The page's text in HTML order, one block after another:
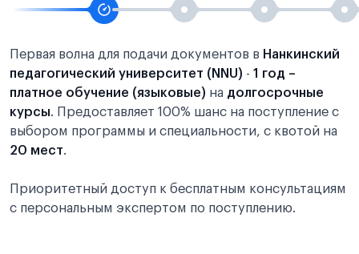
Первая волна для подачи документов в Нанкинский
педагогический университет (NNU) - 1 год –
платное обучение (языковые) на долгосрочные
курсы. Предоставляет 100% шанс на поступление с
выбором программы и специальности, с квотой на
20 мест.
Приоритетный доступ к бесплатным консультациям
с персональным экспертом по поступлению.